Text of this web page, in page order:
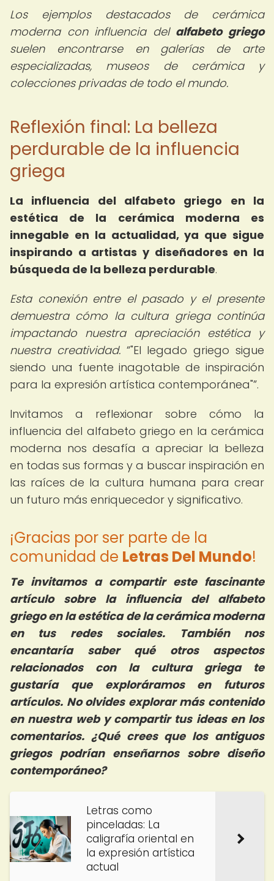
Los ejemplos destacados de cerámica
moderna con influencia del alfabeto griego
suelen encontrarse en galerías de arte
especializadas, museos de cerámica y
colecciones privadas de todo el mundo.
Reflexión final: La belleza
perdurable de la influencia
griega
La influencia del alfabeto griego en la
estética de la cerámica moderna es
innegable en la actualidad, ya que sigue
inspirando a artistas y diseñadores en la
búsqueda de la belleza perdurable.
Esta conexión entre el pasado y el presente
demuestra cómo la cultura griega continúa
impactando nuestra apreciación estética y
nuestra creatividad.
"El legado griego sigue
siendo una fuente inagotable de inspiración
para la expresión artística contemporánea" .
Invitamos a reflexionar sobre cómo la
influencia del alfabeto griego en la cerámica
moderna nos desafía a apreciar la belleza
en todas sus formas y a buscar inspiración en
las raíces de la cultura humana para crear
un futuro más enriquecedor y significativo.
¡Gracias por ser parte de la
comunidad de Letras Del Mundo!
Te invitamos a compartir este fascinante
artículo sobre la influencia del alfabeto
griego en la estética de la cerámica moderna
en tus redes sociales. También nos
encantaría saber qué otros aspectos
relacionados con la cultura griega te
gustaría que exploráramos en futuros
artículos. No olvides explorar más contenido
en nuestra web y compartir tus ideas en los
comentarios. ¿Qué crees que los antiguos
griegos podrían enseñarnos sobre diseño
contemporáneo?
Letras como
pinceladas: La
caligrafía oriental en
la expresión artística
actual